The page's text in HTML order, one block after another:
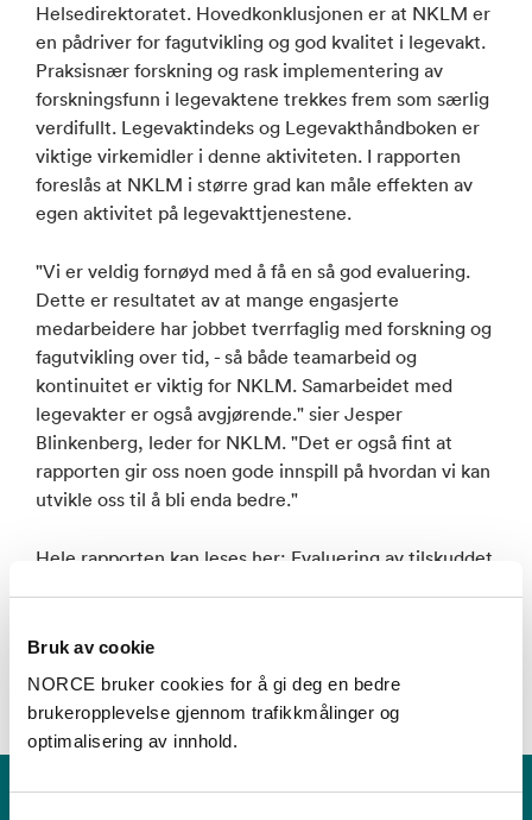
Bruk av cookie
NORCE bruker cookies for å gi deg en bedre
brukeropplevelse gjennom trafikkmålinger og
optimalisering av innhold.
Helsedirektoratet. Hovedkonklusjonen er at NKLM er
en pådriver for fagutvikling og god kvalitet i legevakt.
Praksisnær forskning og rask implementering av
forskningsfunn i legevaktene trekkes frem som særlig
verdifullt. Legevaktindeks og Legevakthåndboken er
viktige virkemidler i denne aktiviteten. I rapporten
foreslås at NKLM i større grad kan måle effekten av
egen aktivitet på legevakttjenestene.
"Vi er veldig fornøyd med å få en så god evaluering.
Dette er resultatet av at mange engasjerte
medarbeidere har jobbet tverrfaglig med forskning og
fagutvikling over tid, - så både teamarbeid og
kontinuitet er viktig for NKLM. Samarbeidet med
legevakter er også avgjørende." sier Jesper
Blinkenberg, leder for NKLM. "Det er også fint at
rapporten gir oss noen gode innspill på hvordan vi kan
utvikle oss til å bli enda bedre."
Hele rapporten kan leses her: Evaluering av tilskuddet